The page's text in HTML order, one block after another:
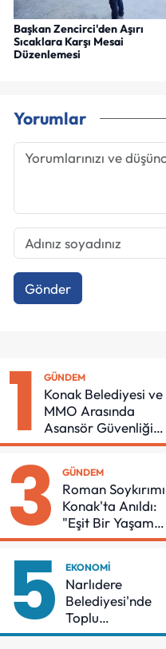
Başkan Zencirci'den Aşırı
Sıcaklara Karşı Mesai
Düzenlemesi
Yorumlar
Gönder
1 GÜNDEM
Konak Belediyesi ve
MMO Arasında
Asansör Güvenliği
İçin Önemli Protokol
3 GÜNDEM
Roman Soykırımı
Konak'ta Anıldı:
"Eşit Bir Yaşam
İçin Mücadeleyi
5 EKONOMI
Narlıdere
Belediyesi'nde
Toplu
Sözleşmeye